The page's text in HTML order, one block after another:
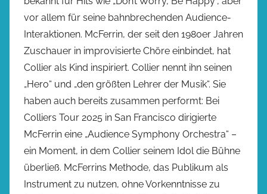
vor allem für seine bahnbrechenden Audience-
Interaktionen. McFerrin, der seit den 1980er Jahren
Zuschauer in improvisierte Chöre einbindet, hat
Collier als Kind inspiriert. Collier nennt ihn seinen
„Hero“ und „den größten Lehrer der Musik“. Sie
haben auch bereits zusammen performt: Bei
Colliers Tour 2025 in San Francisco dirigierte
McFerrin eine „Audience Symphony Orchestra“ –
ein Moment, in dem Collier seinem Idol die Bühne
überließ. McFerrins Methode, das Publikum als
Instrument zu nutzen, ohne Vorkenntnisse zu